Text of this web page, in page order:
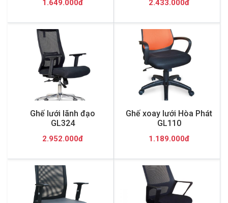
1.649.000đ 2.433.000đ
Ghế lưới lãnh đạo
GL324
2.952.000đ
Ghế xoay lưới Hòa Phát
GL110
1.189.000đ